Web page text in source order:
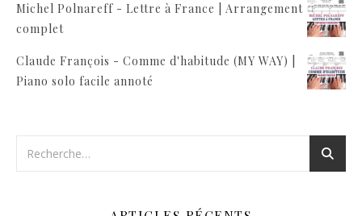
Michel Polnareff - Lettre à France | Arrangement
complet
Claude François - Comme d'habitude (MY WAY) |
Piano solo facile annoté